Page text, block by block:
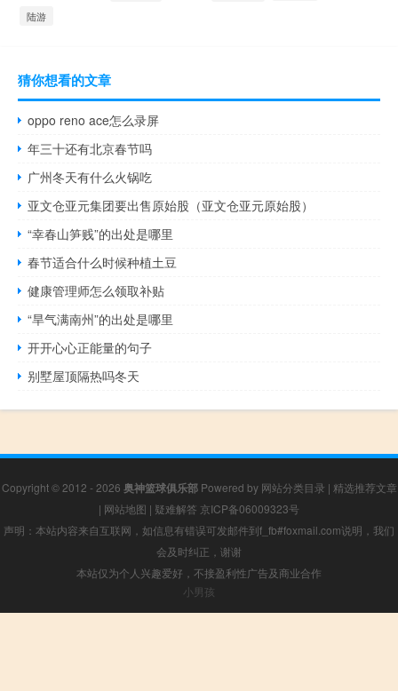
陆游
猜你想看的文章
oppo reno ace怎么录屏
年三十还有北京春节吗
广州冬天有什么火锅吃
亚文仓亚元集团要出售原始股（亚文仓亚元原始股）
“幸春山笋贱”的出处是哪里
春节适合什么时候种植土豆
健康管理师怎么领取补贴
“旱气满南州”的出处是哪里
开开心心正能量的句子
别墅屋顶隔热吗冬天
Copyright © 2012 - 2026 奥神篮球俱乐部Powered by 网站分类目录 | 精选推荐文章
| 网站地图 | 疑难解答 京ICP备06009323号
声明：本站内容来自互联网，如信息有错误可发邮件到f_fb#foxmail.com说明，我们
会及时纠正，谢谢
本站仅为个人兴趣爱好，不接盈利性广告及商业合作
小男孩